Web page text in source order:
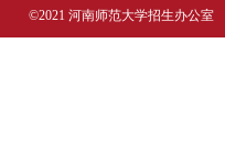
©2021 河南师范大学招生办公室